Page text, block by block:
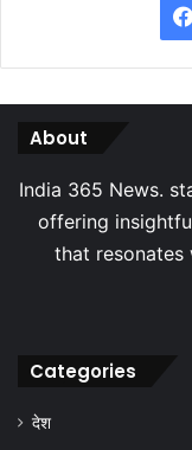
About
Categories
देश